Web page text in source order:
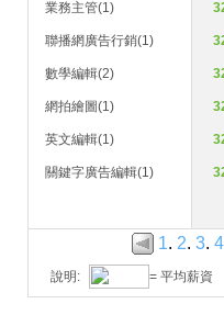
業務主管(1)
聯播網廣告行銷(1)
數學編輯(2)
網拍繪圖(1)
英文編輯(1)
關鍵字廣告編輯(1)
1. 2. 3. 4
說明: = 平均薪資